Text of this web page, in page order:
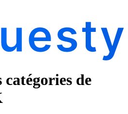
catégories de